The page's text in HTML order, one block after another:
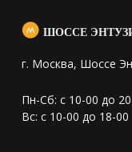
ШОССЕ
г. Москва, Шоссе
Пн-Сб: с 10-00 до
Вс: с 10-00 до 18-00